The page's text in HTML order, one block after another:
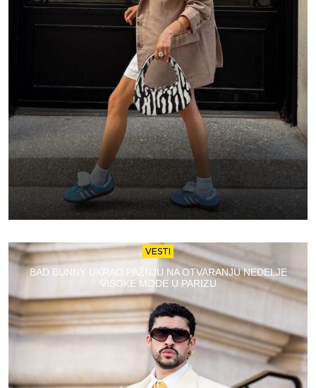
VESTI
BAD BUNNY UKRAO PAŽNJU NA OTVARANJU NEDELJE
VISOKE MODE U PARIZU